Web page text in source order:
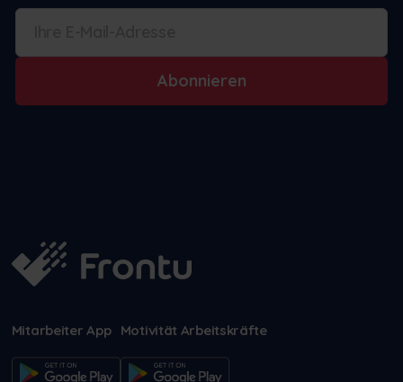
Abonnieren
Mitarbeiter App Motivität Arbeitskräfte